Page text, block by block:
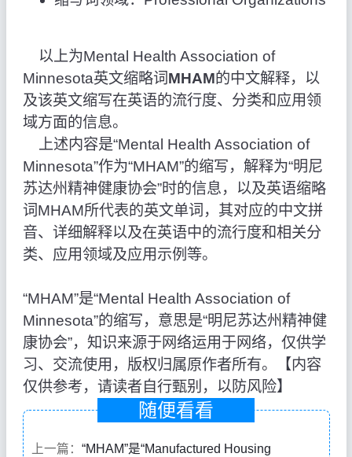
以上为Mental Health Association of
Minnesota英文缩略词 MHAM的中文解释，以
及该英文缩写在英语的流行度、分类和应用领
域方面的信息。
上述内容是“Mental Health Association of
Minnesota”作为“MHAM”的缩写，解释为“明尼
苏达州精神健康协会”时的信息，以及英语缩略
词MHAM所代表的英文单词，其对应的中文拼
音、详细解释以及在英语中的流行度和相关分
类、应用领域及应用示例等。
“MHAM”是“Mental Health Association of
Minnesota”的缩写，意思是“明尼苏达州精神健
康协会”，知识来源于网络运用于网络，仅供学
习、交流使用，版权归属原作者所有。【内容
仅供参考，请读者自行甄别，以防风险】
随便看看
上一篇： “MHAM”是“Manufactured Housing